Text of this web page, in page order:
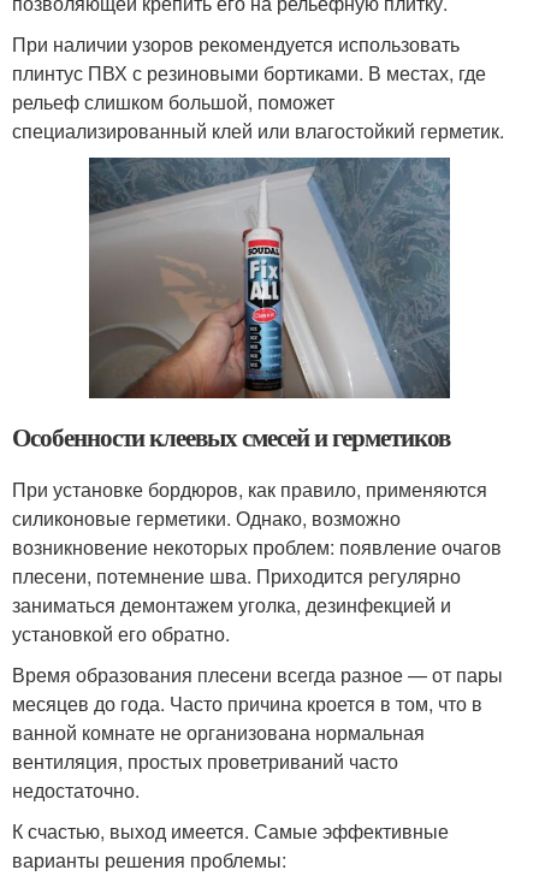
При наличии узоров рекомендуется использовать
плинтус ПВХ с резиновыми бортиками. В местах, где
рельеф слишком большой, поможет
специализированный клей или влагостойкий герметик.
Особенности клеевых смесей и герметиков
При установке бордюров, как правило, применяются
силиконовые герметики. Однако, возможно
возникновение некоторых проблем: появление очагов
плесени, потемнение шва. Приходится регулярно
заниматься демонтажем уголка, дезинфекцией и
установкой его обратно.
Время образования плесени всегда разное — от пары
месяцев до года. Часто причина кроется в том, что в
ванной комнате не организована нормальная
вентиляция, простых проветриваний часто
недостаточно.
К счастью, выход имеется. Самые эффективные
варианты решения проблемы: